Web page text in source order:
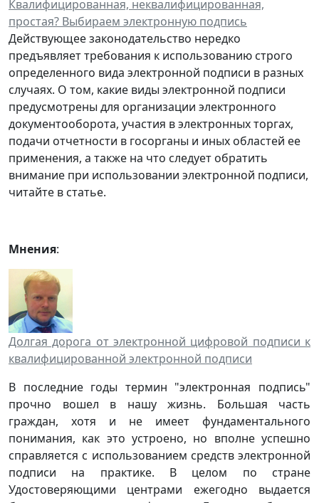
Квалифицированная, неквалифицированная,
простая? Выбираем электронную подпись
Действующее законодательство нередко
предъявляет требования к использованию строго
определенного вида электронной подписи в разных
случаях. О том, какие виды электронной подписи
предусмотрены для организации электронного
документооборота, участия в электронных торгах,
подачи отчетности в госорганы и иных областей ее
применения, а также на что следует обратить
внимание при использовании электронной подписи,
читайте в статье.
Мнения:
Долгая дорога от электронной цифровой подписи к
квалифицированной электронной подписи
В последние годы термин "электронная подпись"
прочно вошел в нашу жизнь. Большая часть
граждан, хотя и не имеет фундаментального
понимания, как это устроено, но вполне успешно
справляется с использованием средств электронной
подписи на практике. В целом по стране
Удостоверяющими центрами ежегодно выдается